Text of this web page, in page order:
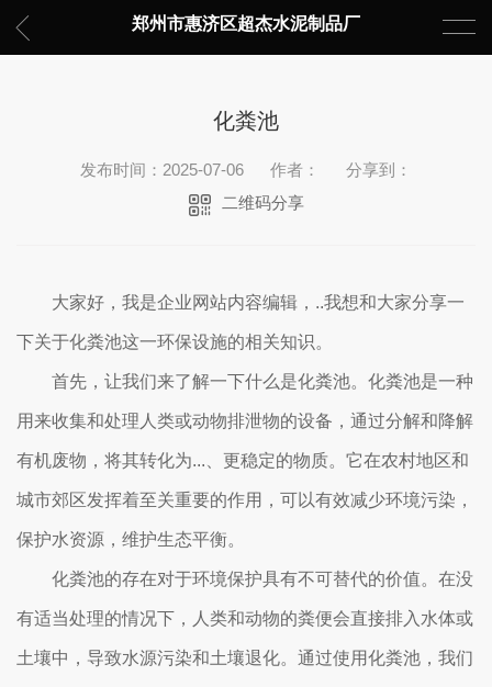
郑州市惠济区超杰水泥制品厂
化粪池
发布时间：2025-07-06 作者：
分享到：
二维码分享
大家好，我是企业网站内容编辑，..我想和大家分享一
下关于化粪池这一环保设施的相关知识。
首先，让我们来了解一下什么是化粪池。化粪池是一种
用来收集和处理人类或动物排泄物的设备，通过分解和降解
有机废物，将其转化为...、更稳定的物质。它在农村地区和
城市郊区发挥着至关重要的作用，可以有效减少环境污染，
保护水资源，维护生态平衡。
化粪池的存在对于环境保护具有不可替代的价值。在没
有适当处理的情况下，人类和动物的粪便会直接排入水体或
土壤中，导致水源污染和土壤退化。通过使用化粪池，我们